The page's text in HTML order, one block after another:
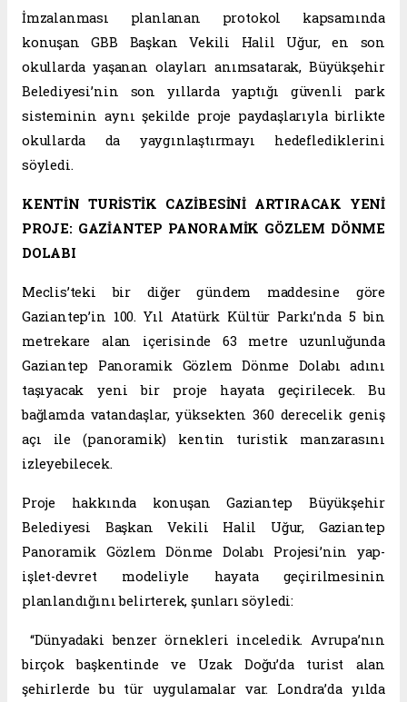
İmzalanması planlanan protokol kapsamında
konuşan GBB Başkan Vekili Halil Uğur, en son
okullarda yaşanan olayları anımsatarak, Büyükşehir
Belediyesi’nin son yıllarda yaptığı güvenli park
sisteminin aynı şekilde proje paydaşlarıyla birlikte
okullarda da yaygınlaştırmayı hedeflediklerini
söyledi.
KENTİN TURİSTİK CAZİBESİNİ ARTIRACAK YENİ
PROJE: GAZİANTEP PANORAMİK GÖZLEM DÖNME
DOLABI
Meclis’teki bir diğer gündem maddesine göre
Gaziantep’in 100. Yıl Atatürk Kültür Parkı’nda 5 bin
metrekare alan içerisinde 63 metre uzunluğunda
Gaziantep Panoramik Gözlem Dönme Dolabı adını
taşıyacak yeni bir proje hayata geçirilecek. Bu
bağlamda vatandaşlar, yüksekten 360 derecelik geniş
açı ile (panoramik) kentin turistik manzarasını
izleyebilecek.
Proje hakkında konuşan Gaziantep Büyükşehir
Belediyesi Başkan Vekili Halil Uğur, Gaziantep
Panoramik Gözlem Dönme Dolabı Projesi’nin yap-
işlet-devret modeliyle hayata geçirilmesinin
planlandığını belirterek, şunları söyledi:
“Dünyadaki benzer örnekleri inceledik. Avrupa’nın
birçok başkentinde ve Uzak Doğu’da turist alan
şehirlerde bu tür uygulamalar var. Londra’da yılda